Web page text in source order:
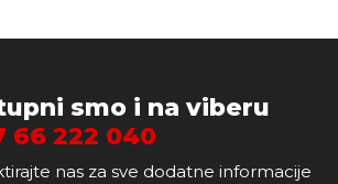
smo i na viberu
66 222 040
nas za sve dodatne informacije